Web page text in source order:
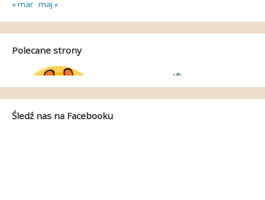
« mar maj »
Polecane strony
Śledź nas na Facebooku